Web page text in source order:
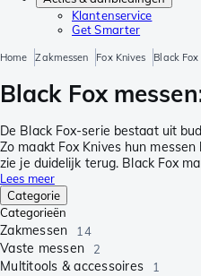
Klantenservice
Get Smarter
Home Zakmessen Fox Knives Black Fox
Black Fox
De Black Fox-serie bestaat uit
Zo maakt Fox Knives hun
zie je duidelijk terug. Black Fox
Lees meer
Categorie
Categorieën
Zakmessen 14
Vaste messen 2
Multitools & accessoires 1